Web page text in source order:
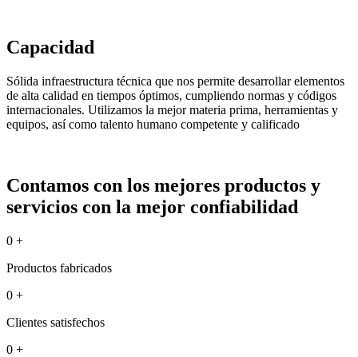
Capacidad
Sólida infraestructura técnica que nos permite desarrollar elementos
de alta calidad en tiempos óptimos, cumpliendo normas y códigos
internacionales. Utilizamos la mejor materia prima, herramientas y
equipos, así como talento humano competente y calificado
Contamos con los mejores productos y
servicios con la mejor confiabilidad
0 +
Productos fabricados
0 +
Clientes satisfechos
0 +